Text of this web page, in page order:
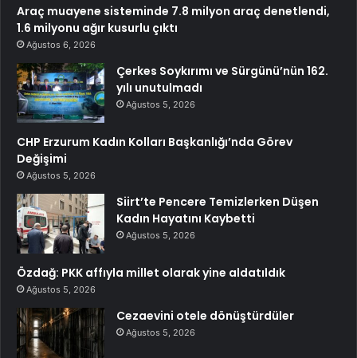
Araç muayene sisteminde 7.8 milyon araç denetlendi,
1.6 milyonu ağır kusurlu çıktı
Ağustos 6, 2026
Çerkes Soykırımı ve Sürgünü’nün 162.
yılı unutulmadı
Ağustos 5, 2026
CHP Erzurum Kadın Kolları Başkanlığı’nda Görev
Değişimi
Ağustos 5, 2026
Siirt’te Pencere Temizlerken Düşen
Kadın Hayatını Kaybetti
Ağustos 5, 2026
Özdağ: PKK affıyla millet olarak yine aldatıldık
Ağustos 5, 2026
Cezaevini otele dönüştürdüler
Ağustos 5, 2026